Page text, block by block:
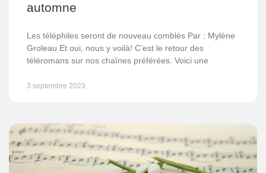
automne
Les téléphiles seront de nouveau comblés Par : Mylène
Groleau Et oui, nous y voilà! C’est le retour des
téléromans sur nos chaînes préférées. Voici une
3 septembre 2023